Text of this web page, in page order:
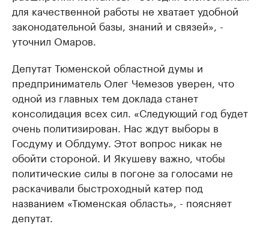
для качественной работы не хватает удобной
законодательной базы, знаний и связей», -
уточнил Омаров.
Депутат Тюменской областной думы и
предприниматель Олег Чемезов уверен, что
одной из главных тем доклада станет
консолидация всех сил. «Следующий год будет
очень политизирован. Нас ждут выборы в
Госдуму и Облдуму. Этот вопрос никак не
обойти стороной. И Якушеву важно, чтобы
политические силы в погоне за голосами не
раскачивали быстроходный катер под
названием «Тюменская область», - поясняет
депутат.